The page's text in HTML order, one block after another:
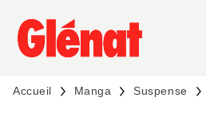
MENU RECHERCHE
PIED DE PAGE
Accueil Manga Suspense